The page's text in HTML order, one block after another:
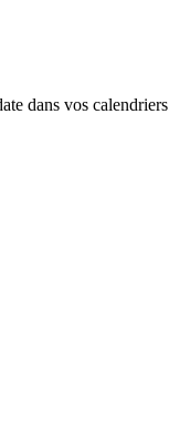
dans vos calendriers